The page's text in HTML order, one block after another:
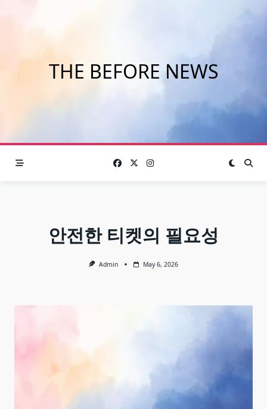
THE BEFORE NEWS
안전한 티켓의 필요성
Admin May 6, 2026